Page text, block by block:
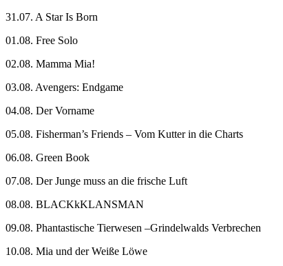
31.07. A Star Is Born
01.08. Free Solo
02.08. Mamma Mia!
03.08. Avengers: Endgame
04.08. Der Vorname
05.08. Fisherman’s Friends – Vom Kutter in die Charts
06.08. Green Book
07.08. Der Junge muss an die frische Luft
08.08. BLACKkKLANSMAN
09.08. Phantastische Tierwesen –Grindelwalds Verbrechen
10.08. Mia und der Weiße Löwe